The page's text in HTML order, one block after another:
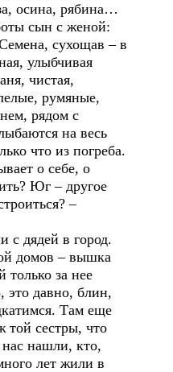
осина, рябина…
сын с женой:
сухощав – в
улыбчивая
чистая,
румяные,
рядом с
на весь
что из погреба.
о себе, о
Юг – другое
–
с дядей в город.
домов – вышка
только за нее
это давно, блин,
Там еще
той сестры, что
нашли, кто,
лет жили в